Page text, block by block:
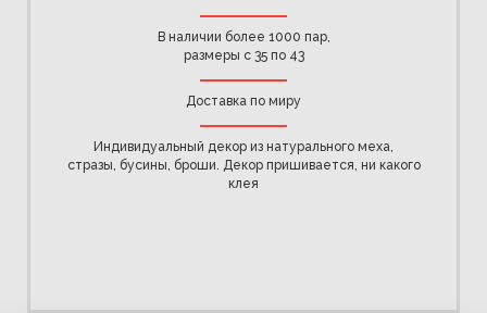
В наличии более 1000 пар,
размеры с 35 по 43
Доставка по миру
Индивидуальный декор из натурального меха,
стразы, бусины, броши. Декор пришивается, ни какого
клея